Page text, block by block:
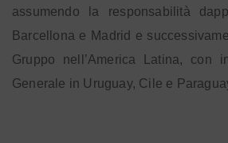
assumendo la responsabilità
Barcellona e Madrid e
Gruppo nell’America Latina, con
Generale in Uruguay, Cile e